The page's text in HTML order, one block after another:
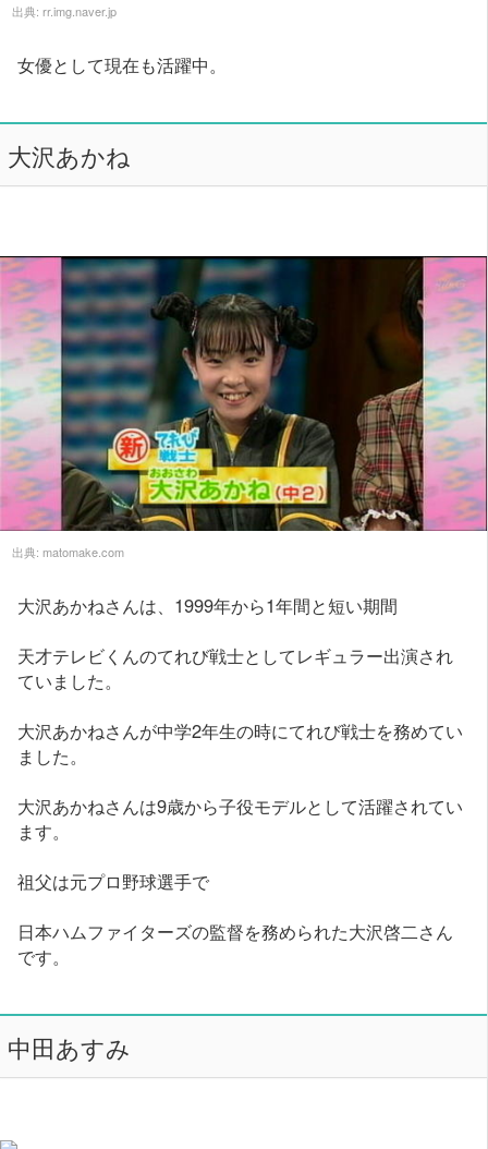
出典: rr.img.naver.jp
女優として現在も活躍中。
大沢あかね
出典: matomake.com
大沢あかねさんは、1999年から1年間と短い期間
天才テレビくんのてれび戦士としてレギュラー出演され
ていました。
大沢あかねさんが中学2年生の時にてれび戦士を務めてい
ました。
大沢あかねさんは9歳から子役モデルとして活躍されてい
ます。
祖父は元プロ野球選手で
日本ハムファイターズの監督を務められた大沢啓二さん
です。
中田あすみ